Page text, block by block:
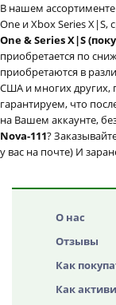
В нашем
One и Xbox Series X|S,
One & Series X|S
приобретается по
приобретаются в
США и многих других,
гарантируем, что
на Вашем аккаунте,
Nova-111?
у вас на почте) И
О нас
Отзывы
Как
Как